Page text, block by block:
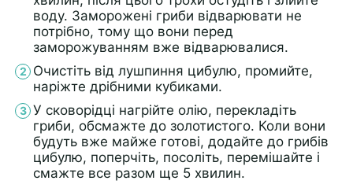
воду. Заморожені гриби відварювати не
потрібно, тому що вони перед
заморожуванням вже відварювалися.
Очистіть від лушпиння цибулю, промийте,
наріжте дрібними кубиками.
У сковорідці нагрійте олію, перекладіть
гриби, обсмажте до золотистого. Коли вони
будуть вже майже готові, додайте до грибів
цибулю, поперчіть, посоліть, перемішайте і
смажте все разом ще 5 хвилин.